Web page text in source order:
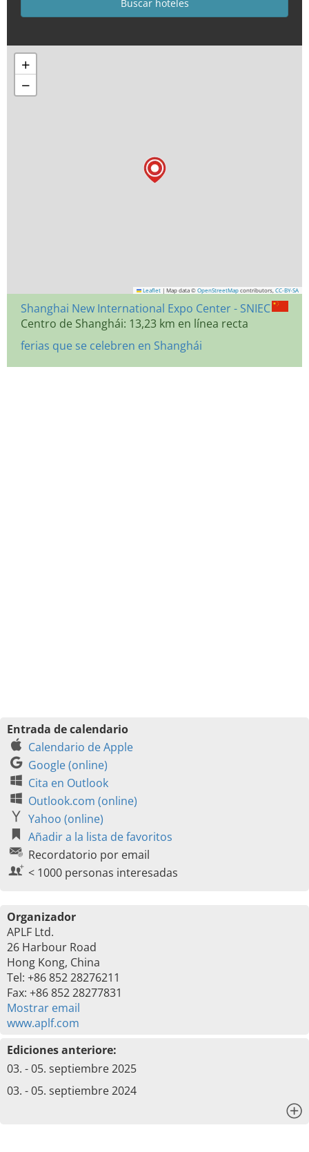
+
−
Leaflet | Map data © OpenStreetMap contributors, CC-BY-SA
Shanghai New International Expo Center - SNIEC
Centro de Shanghái: 13,23 km en línea recta
ferias que se celebren en Shanghái
Entrada de calendario
Calendario de Apple
Google (online)
Cita en Outlook
Outlook.com (online)
Yahoo (online)
Añadir a la lista de favoritos
Recordatorio por email
< 1000 personas interesadas
Organizador
APLF Ltd.
26 Harbour Road
Hong Kong, China
Tel: +86 852 28276211
Fax: +86 852 28277831
Mostrar email
www.aplf.com
Ediciones anteriore:
03. - 05. septiembre 2025
03. - 05. septiembre 2024